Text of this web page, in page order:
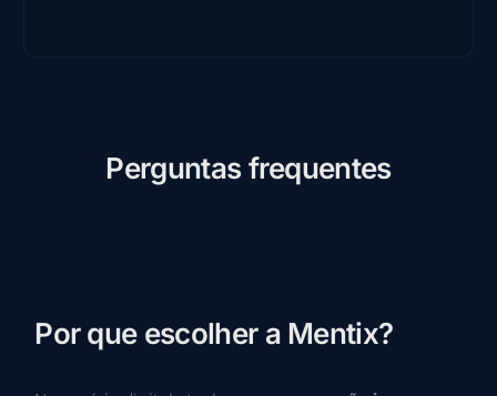
Perguntas frequentes
Por que escolher a Mentix?